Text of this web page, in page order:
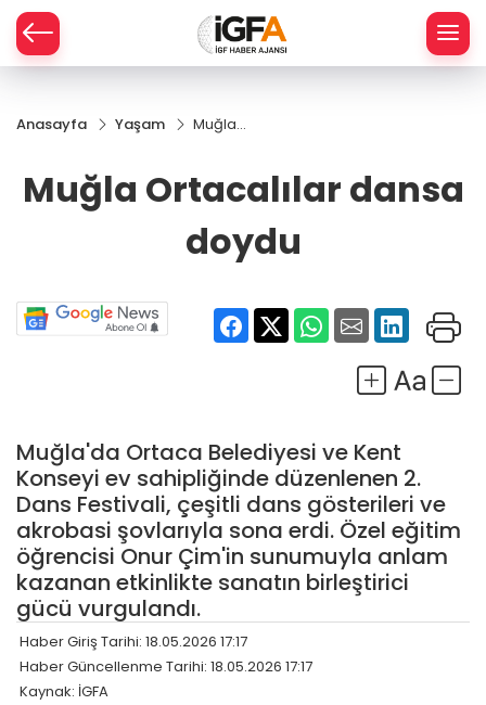
Anasayfa Yaşam
Muğla
doydu
Muğla Ortacalılar dansa
doydu
Muğla'da Ortaca Belediyesi ve Kent
Konseyi ev sahipliğinde düzenlenen 2.
Dans Festivali, çeşitli dans gösterileri ve
akrobasi şovlarıyla sona erdi. Özel eğitim
öğrencisi Onur Çim'in sunumuyla anlam
kazanan etkinlikte sanatın birleştirici
gücü vurgulandı.
Haber Giriş Tarihi: 18.05.2026 17:17
Haber Güncellenme Tarihi: 18.05.2026 17:17
Kaynak: İGFA